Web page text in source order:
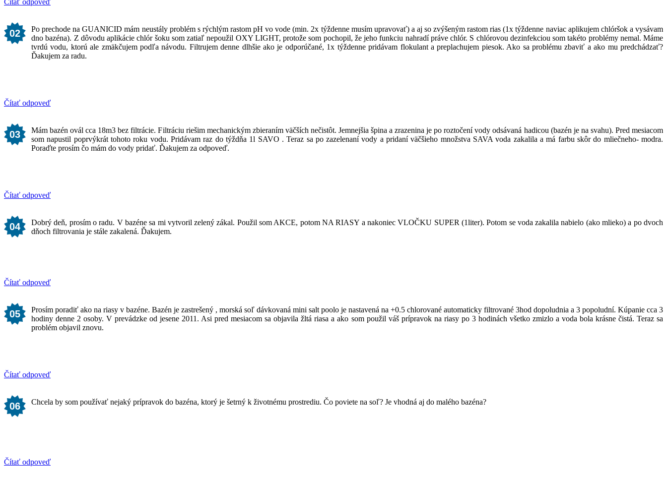
Čítať odpoveď
02
Po prechode na GUANICID mám neustály problém s rýchlým rastom pH vo vode (min. 2x týždenne musím upravovať) a aj so zvýšeným rastom rias (1x týždenne naviac aplikujem chlóršok a vysávam
dno bazéna). Z dôvodu aplikácie chlór šoku som zatiaľ nepoužil OXY LIGHT, protože som pochopil, že jeho funkciu nahradí práve chlór. S chlórovou dezinfekciou som takéto problémy nemal. Máme
tvrdú vodu, ktorú ale zmäkčujem podľa návodu. Filtrujem denne dlhšie ako je odporúčané, 1x týždenne pridávam flokulant a preplachujem piesok. Ako sa problému zbaviť a ako mu predchádzať?
Ďakujem za radu.
Čítať odpoveď
03
Mám bazén ovál cca 18m3 bez filtrácie. Filtráciu riešim mechanickým zbieraním väčších nečistôt. Jemnejšia špina a zrazenina je po roztočení vody odsávaná hadicou (bazén je na svahu). Pred mesiacom
som napustil poprvýkrát tohoto roku vodu. Pridávam raz do týždňa 1l SAVO . Teraz sa po zazelenaní vody a pridaní väčšieho množstva SAVA voda zakalila a má farbu skôr do mliečneho- modra.
Poraďte prosím čo mám do vody pridať. Ďakujem za odpoveď.
Čítať odpoveď
04
Dobrý deň, prosím o radu. V bazéne sa mi vytvoril zelený zákal. Použil som AKCE, potom NA RIASY a nakoniec VLOČKU SUPER (1liter). Potom se voda zakalila nabielo (ako mlieko) a po dvoch
dňoch filtrovania je stále zakalená. Ďakujem.
Čítať odpoveď
05
Prosím poradiť ako na riasy v bazéne. Bazén je zastrešený , morská soľ dávkovaná mini salt poolo je nastavená na +0.5 chlorované automaticky filtrované 3hod dopoludnia a 3 popoludní. Kúpanie cca 3
hodiny denne 2 osoby. V prevádzke od jesene 2011. Asi pred mesiacom sa objavila žltá riasa a ako som použil váš prípravok na riasy po 3 hodinách všetko zmizlo a voda bola krásne čistá. Teraz sa
problém objavil znovu.
Čítať odpoveď
06 Chcela by som používať nejaký prípravok do bazéna, ktorý je šetrný k životnému prostrediu. Čo poviete na soľ? Je vhodná aj do malého bazéna?
Čítať odpoveď